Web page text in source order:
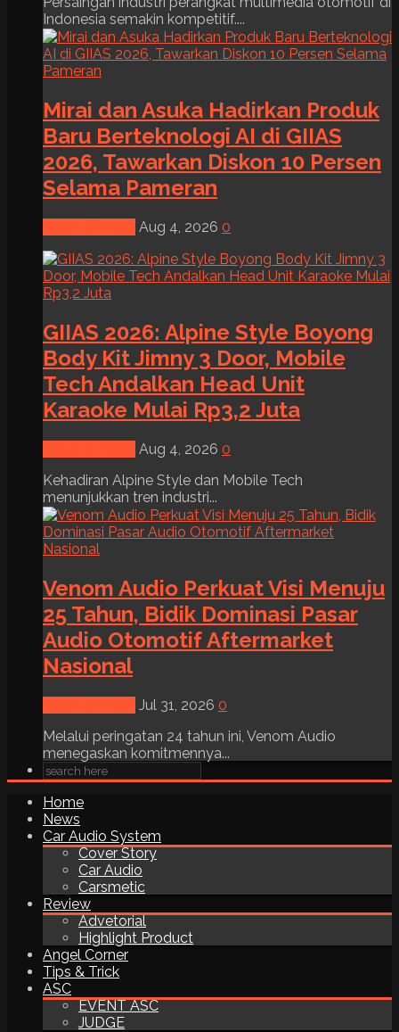
Indonesia semakin kompetitif....
Mirai dan Asuka Hadirkan Produk
Baru Berteknologi AI di GIIAS
2026, Tawarkan Diskon 10 Persen
Selama Pameran
Aug 4, 2026 0
GIIAS 2026: Alpine Style Boyong
Body Kit Jimny 3 Door, Mobile
Tech Andalkan Head Unit
Karaoke Mulai Rp3,2 Juta
Aug 4, 2026 0
Kehadiran Alpine Style dan Mobile Tech
menunjukkan tren industri...
Venom Audio Perkuat Visi Menuju
25 Tahun, Bidik Dominasi Pasar
Audio Otomotif Aftermarket
Nasional
Jul 31, 2026 0
Melalui peringatan 24 tahun ini, Venom Audio
menegaskan komitmennya...
Home
News
Car Audio System
Cover Story
Car Audio
Carsmetic
Review
Advetorial
Highlight Product
Angel Corner
Tips & Trick
ASC
EVENT ASC
JUDGE